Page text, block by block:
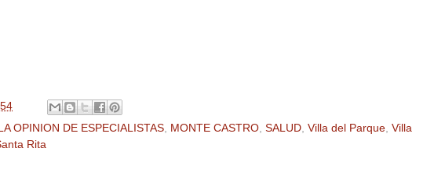
LA OPINION DE ESPECIALISTAS MONTE CASTRO SALUD Villa del Parque Villa
Rita